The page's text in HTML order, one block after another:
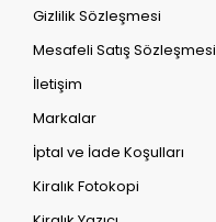
Gizlilik Sözleşmesi
Mesafeli Satış Sözleşmesi
İletişim
Markalar
İptal ve İade Koşulları
Kiralık Fotokopi